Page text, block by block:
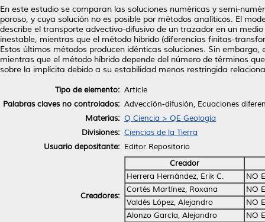
En este estudio se comparan las soluciones numéricas y semi-
poroso, y cuya solución no es posible por métodos analíticos. El
describe el transporte advectivo-difusivo de un trazador en un
inestable, mientras que el método híbrido (diferencias finitas-
Estos últimos métodos producen idénticas soluciones. Sin
mientras que el método híbrido depende del número de términos
sobre la implícita debido a su estabilidad menos restringida
Tipo de elemento: Article
Palabras claves no controlados: Advección-difusión, Ecuaciones
Materias: Q Ciencia > QE Geología
Divisiones: Ciencias de la Tierra
Usuario depositante: Editor Repositorio
Creadores:
Creador
Herrera Hernández, Erik C.
NO
Cortés Martínez, Roxana
NO
Valdés López, Alejandro
NO
Alonzo García, Alejandro
NO